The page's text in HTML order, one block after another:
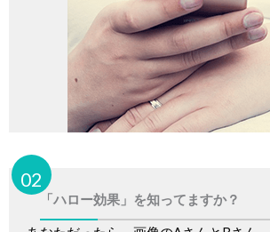
02
「ハロー効果」を知ってますか？